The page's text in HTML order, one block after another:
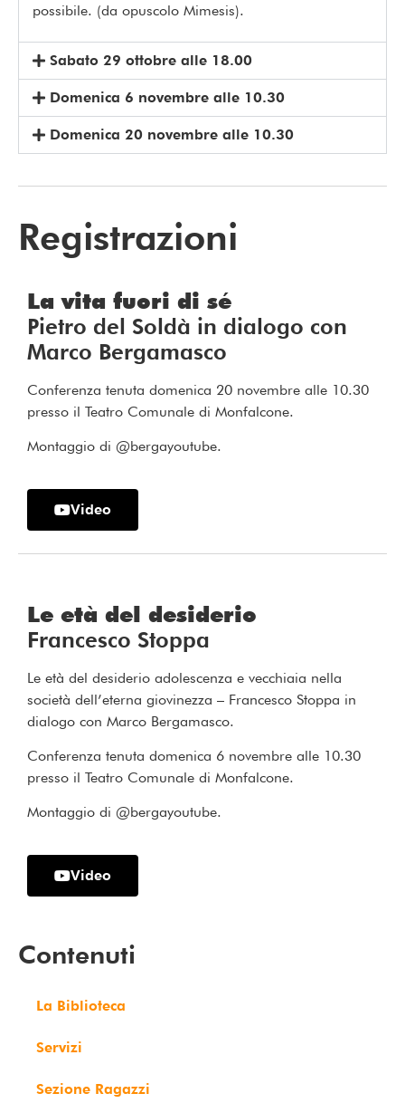
possibile. (da opuscolo Mimesis).
Sabato 29 ottobre alle 18.00
Domenica 6 novembre alle 10.30
Domenica 20 novembre alle 10.30
Registrazioni
La vita fuori di sé
Pietro del Soldà in dialogo con
Marco Bergamasco
Conferenza tenuta domenica 20 novembre alle 10.30
presso il Teatro Comunale di Monfalcone.
Montaggio di @bergayoutube.
Video
Le età del desiderio
Francesco Stoppa
Le età del desiderio adolescenza e vecchiaia nella
società dell’eterna giovinezza – Francesco Stoppa in
dialogo con Marco Bergamasco.
Conferenza tenuta domenica 6 novembre alle 10.30
presso il Teatro Comunale di Monfalcone.
Montaggio di @bergayoutube.
Video
Contenuti
La Biblioteca
Servizi
Sezione Ragazzi